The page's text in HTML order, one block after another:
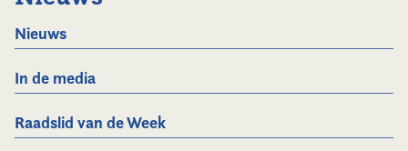
Nieuws
In de media
Raadslid van de Week